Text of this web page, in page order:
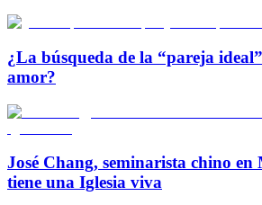
¿La búsqueda de la “pareja
amor?
José Chang, seminarista chino
tiene una Iglesia viva